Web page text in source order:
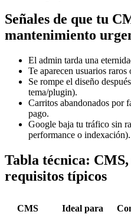
Señales de que tu
mantenimiento
El admin tarda una
Te aparecen usuarios
Se rompe el diseño
tema/plugin).
Carritos abandonados por
pago.
Google baja tu tráfico sin
performance o indexación).
Tabla técnica:
requisitos típicos
CMS Ideal para